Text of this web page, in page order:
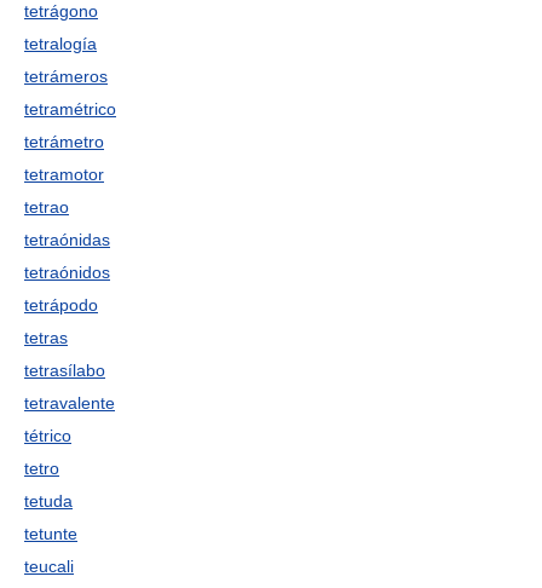
tetrágono
tetralogía
tetrámeros
tetramétrico
tetrámetro
tetramotor
tetrao
tetraónidas
tetraónidos
tetrápodo
tetras
tetrasílabo
tetravalente
tétrico
tetro
tetuda
tetunte
teucali